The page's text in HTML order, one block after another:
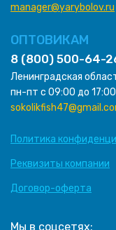
manager@yarybolov.ru
ОПТОВИКАМ
8 (800) 500-64-
Ленинградская
пн-пт с 09:00 до 17:00
Политика
Реквизиты компании
Договор-оферта
Мы в соцсетях: